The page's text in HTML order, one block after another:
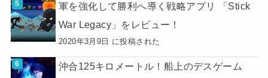
軍を強化して勝利へ導く戦略アプリ 「Stick
War Legacy」をレビュー！
2020年3月9日 に投稿された
沖合125キロメートル！船上のデスゲーム